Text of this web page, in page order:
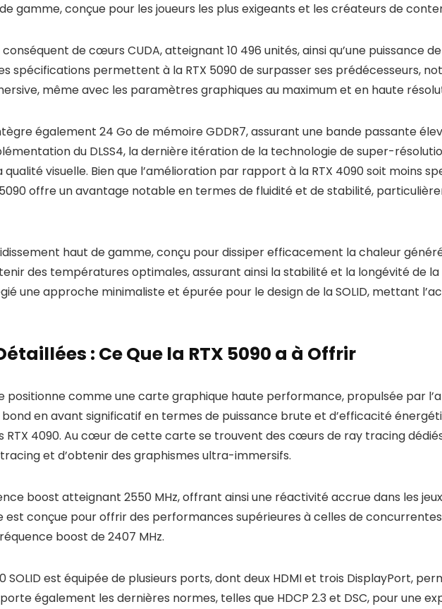
gamme, conçue pour les joueurs les plus exigeants et les créateurs de
de cœurs CUDA, atteignant 10 496 unités, ainsi qu’une puissance
spécifications permettent à la RTX 5090 de surpasser ses prédécesseurs,
même avec les paramètres graphiques au maximum et en haute
également 24 Go de mémoire GDDR7, assurant une bande passante
du DLSS4, la dernière itération de la technologie de super-
visuelle. Bien que l’amélioration par rapport à la RTX 4090 soit moins
offre un avantage notable en termes de fluidité et de stabilité,
haut de gamme, conçu pour dissiper efficacement la chaleur
des températures optimales, assurant ainsi la stabilité et la longévité de
une approche minimaliste et épurée pour le design de la SOLID, mettant
: Ce Que la RTX 5090 a à Offrir
se positionne comme une carte graphique haute performance, propulsée par
en avant significatif en termes de puissance brute et d’efficacité
4090. Au cœur de cette carte se trouvent des cœurs de ray tracing
et d’obtenir des graphismes ultra-immersifs.
boost atteignant 2550 MHz, offrant ainsi une réactivité accrue dans les
conçue pour offrir des performances supérieures à celles de concurrentes
boost de 2407 MHz.
SOLID est équipée de plusieurs ports, dont deux HDMI et trois DisplayPort,
également les dernières normes, telles que HDCP 2.3 et DSC, pour une